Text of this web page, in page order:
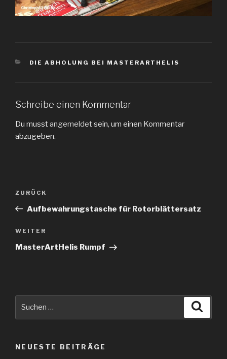
KATEGORIEN
DIE ABHOLUNG BEI MASTERARTHELIS
Schreibe einen Kommentar
Du musstangemeldetsein, um einen Kommentar
abzugeben.
Beitragsnavigation
Vorheriger
Beitrag
ZURÜCK
Aufbewahrungstasche für Rotorblättersatz
Nächster
Beitrag
WEITER
MasterArtHelis Rumpf
NEUESTE BEITRÄGE